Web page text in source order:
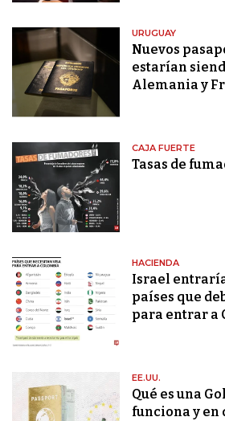
URUGUAY
Nuevos
estarían
Alemania y
CAJA FUERTE
Tasas de
HACIENDA
Israel
países que
para entrar a
EE.UU.
Qué es una
funciona y en